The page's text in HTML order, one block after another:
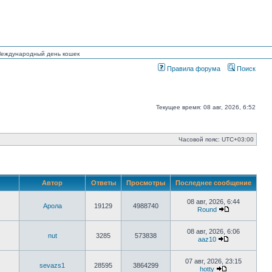
день кошек
Правила форума Поиск
Текущее время: 08 авг, 2026, 6:52
Часовой пояс: UTC+03:00
Автор Ответы Просмотры Последнее сообщение
Арола 19129 4988740
08 авг, 2026, 6:44
Round
к
последнему
nut 3285 573838
08 авг, 2026, 6:06
aaz10
к
последнему
sevazs1 28595 3864299
07 авг, 2026, 23:15
hotty